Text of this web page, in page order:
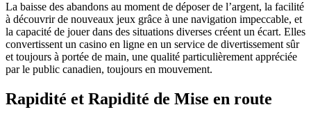
La baisse des abandons au moment de déposer de l’argent, la facilité
à découvrir de nouveaux jeux grâce à une navigation impeccable, et
la capacité de jouer dans des situations diverses créent un écart. Elles
convertissent un casino en ligne en un service de divertissement sûr
et toujours à portée de main, une qualité particulièrement appréciée
par le public canadien, toujours en mouvement.
Rapidité et Rapidité de Mise en route